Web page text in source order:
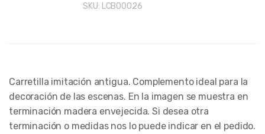
SKU: LCB00026
Carretilla imitación antigua. Complemento ideal para la
decoración de las escenas. En la imagen se muestra en
terminación madera envejecida. Si desea otra
terminación o medidas nos lo puede indicar en el pedido.